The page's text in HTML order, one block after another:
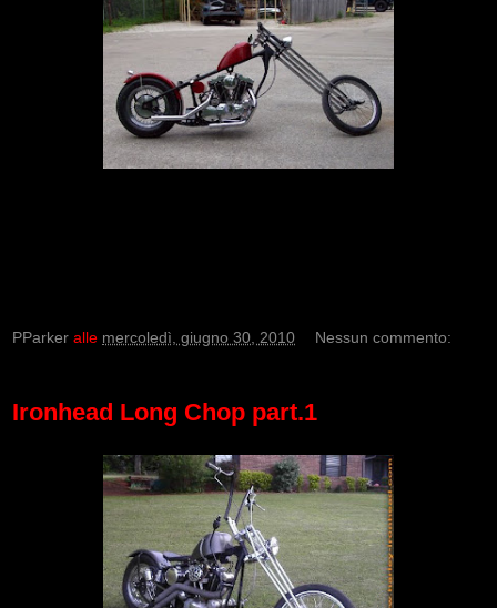
PParker alle mercoledì, giugno 30, 2010 Nessun commento:
Ironhead Long Chop part.1